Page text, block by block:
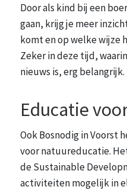
Door als kind bij een
gaan, krijg je meer
komt en op welke wijze
Zeker in deze tijd,
nieuws is, erg belangrijk.
Educatie
Ook Bosnodig in Voorst
voor natuureducatie.
de Sustainable
activiteiten mogelijk in